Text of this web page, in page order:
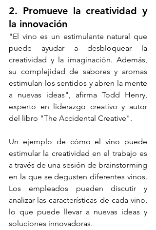
2. Promueve la creatividad y
la innovación
"El vino es un estimulante natural que
puede ayudar a desbloquear la
creatividad y la imaginación. Además,
su complejidad de sabores y aromas
estimulan los sentidos y abren la mente
a nuevas ideas", afirma Todd Henry,
experto en liderazgo creativo y autor
del libro "The Accidental Creative".
Un ejemplo de cómo el vino puede
estimular la creatividad en el trabajo es
a través de una sesión de brainstorming
en la que se degusten diferentes vinos.
Los empleados pueden discutir y
analizar las características de cada vino,
lo que puede llevar a nuevas ideas y
soluciones innovadoras.